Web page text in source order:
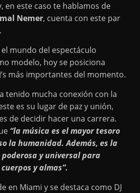
en este caso te hablamos de
Nemer, cuenta con este par
mundo del espectáculo
modelo, hoy se posiciona
más importantes del momento.
tenido mucha conexión con la
es su lugar de paz y unión,
de decidir hacer una carrera.
“la música es el mayor tesoro
la humanidad. Además, es la
y universal para
y almas”.
en Miami y se destaca como DJ